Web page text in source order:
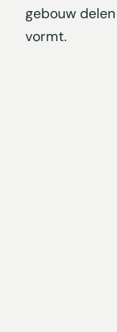
gebouw
vormt.